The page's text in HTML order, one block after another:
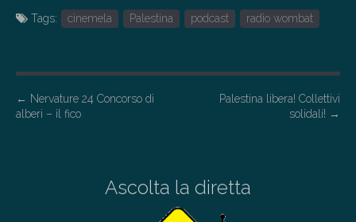
Tags: cinemela Palestina podcast radio wombat
P
o
← Nervature 24 Concorso di
alberi – il fico
Palestina libera! Collettivi
solidali! →
Ascolta la diretta